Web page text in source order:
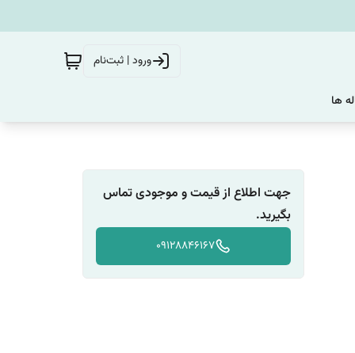
ورود | ثبت‌نام
ها
جهت اطلاع از قیمت و موجودی تماس
بگیرید.
09128846167